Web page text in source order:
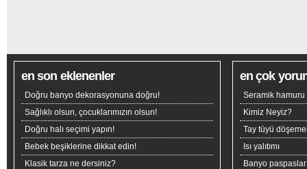
en son eklenenler
Doğru banyo dekorasyonuna doğru!
Sağlıklı olsun, çocuklarımızın olsun!
Doğru halı seçimi yapın!
Bebek beşiklerine dikkat edin!
Klasik tarza ne dersiniz?
en çok
Seramik hamuru
Kimiz Neyiz?
Tay tüyü
Isı yalıtımı
Banyo